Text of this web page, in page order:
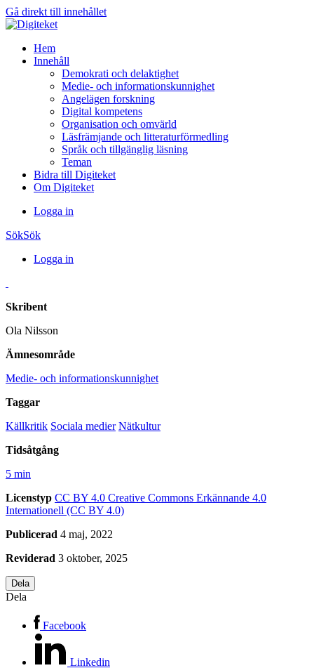
Gå direkt till innehållet
Hem
Innehåll
Demokrati och delaktighet
Medie- och informationskunnighet
Angelägen forskning
Digital kompetens
Organisation och omvärld
Läsfrämjande och litteraturförmedling
Språk och tillgänglig läsning
Teman
Bidra till Digiteket
Om Digiteket
Logga in
SökSök
Logga in
Skribent
Ola Nilsson
Ämnesområde
Medie- och informationskunnighet
Taggar
Källkritik Sociala medier Nätkultur
Tidsåtgång
5 min
Licenstyp CC BY 4.0 Creative Commons Erkännande 4.0
Internationell (CC BY 4.0)
Publicerad 4 maj, 2022
Reviderad 3 oktober, 2025
Dela
Dela
Facebook
Linkedin